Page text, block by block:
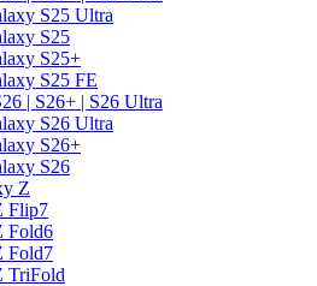
S25 Ultra
S25
S25+
S25 FE
| S26+ | S26 Ultra
S26 Ultra
S26+
S26
Z
Flip7
Fold6
Fold7
TriFold